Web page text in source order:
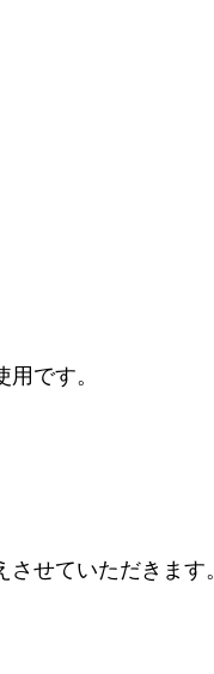
です。
せていただきます。